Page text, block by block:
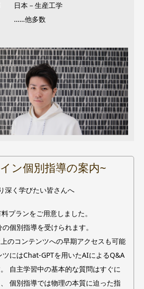
日本－生産工学
……他多数
ン個別指導の案内~
深く学びたい皆さんへ
プランをご用意しました。
個別指導を受けられます。
のコンテンツへの早期アクセスも可能
ツにはChat-GPTを用いたAIによるQ&A
自主学習中の基本的な質問はすぐに
個別指導では物理の本質に迫った指